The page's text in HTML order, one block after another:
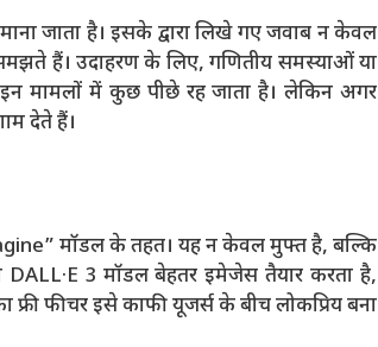
जाता है। इसके द्वारा लिखे गए जवाब न केवल
हैं। उदाहरण के लिए, गणितीय समस्याओं या
मामलों में कुछ पीछे रह जाता है। लेकिन अगर
देते हैं।
मॉडल के तहत। यह न केवल मुफ्त है, बल्कि
DALL·E 3 मॉडल बेहतर इमेजेस तैयार करता है,
फीचर इसे काफी यूजर्स के बीच लोकप्रिय बना